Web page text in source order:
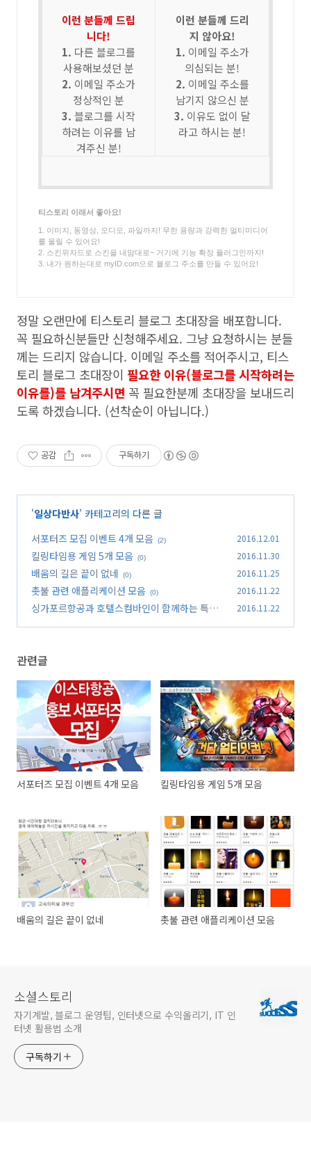
이런 분들께 드립
니다!
1. 다른 블로그를
사용해보셨던 분
2. 이메일 주소가
정상적인 분
3. 블로그를 시작
하려는 이유를 남
겨주신 분!
이런 분들께 드리
지 않아요!
1. 이메일 주소가
의심되는 분!
2. 이메일 주소를
남기지 않으신 분
3. 이유도 없이 달
라고 하시는 분!
티스토리 이래서 좋아요!
1. 이미지, 동영상, 오디오, 파일까지! 무한 용량과 강력한 멀티미디어
를 올릴 수 있어요!
2. 스킨위자드로 스킨을 내맘대로~ 거기에 기능 확장 플러그인까지!
3. 내가 원하는대로 myID.com으로 블로그 주소를 만들 수 있어요!
정말 오랜만에 티스토리 블로그 초대장을 배포합니다.
꼭 필요하신분들만 신청해주세요. 그냥 요청하시는 분들
께는 드리지 않습니다. 이메일 주소를 적어주시고, 티스
토리 블로그 초대장이 필요한 이유(블로그를 시작하려는
이유를)를 남겨주시면 꼭 필요한분께 초대장을 보내드리
도록 하겠습니다. (선착순이 아닙니다.)
공감 구독하기
'일상다반사' 카테고리의 다른 글
서포터즈 모집 이벤트 4개 모음 (2) 2016.12.01
킬링타임용 게임 5개 모음 (0) 2016.11.30
배움의 길은 끝이 없네 (0) 2016.11.25
촛불 관련 애플리케이션 모음 (0) 2016.11.22
싱가포르항공과 호텔스컴바인이 함께하는 특별
2016.11.22
관련글
서포터즈 모집 이벤트 4개 모음 킬링타임용 게임 5개 모음
배움의 길은 끝이 없네 촛불 관련 애플리케이션 모음
소셜스토리
자기계발, 블로그 운영팁, 인터넷으로 수익올리기, IT 인
터넷 활용법 소개
구독하기